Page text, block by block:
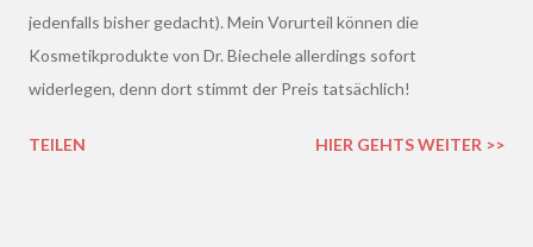
jedenfalls bisher gedacht). Mein Vorurteil können die
Kosmetikprodukte von Dr. Biechele allerdings sofort
widerlegen, denn dort stimmt der Preis tatsächlich!
TEILEN HIER GEHTS WEITER >>